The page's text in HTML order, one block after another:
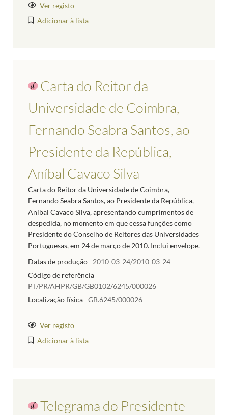
Ver registo
Adicionar à lista
Carta do Reitor da
Universidade de Coimbra,
Fernando Seabra Santos, ao
Presidente da República,
Aníbal Cavaco Silva
Carta do Reitor da Universidade de Coimbra,
Fernando Seabra Santos, ao Presidente da República,
Aníbal Cavaco Silva, apresentando cumprimentos de
despedida, no momento em que cessa funções como
Presidente do Conselho de Reitores das Universidades
Portuguesas, em 24 de março de 2010. Inclui envelope.
Datas de produção
2010-03-24/2010-03-24
Código de referência
PT/PR/AHPR/GB/GB0102/6245/000026
Localização física GB.6245/000026
Ver registo
Adicionar à lista
Telegrama do Presidente